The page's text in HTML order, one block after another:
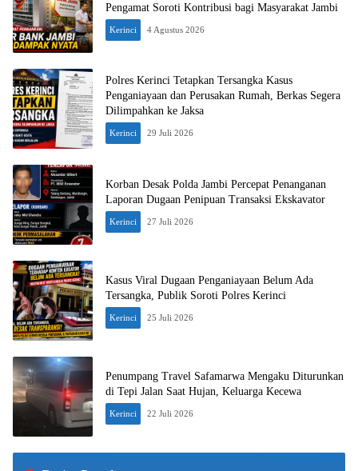
Pengamat Soroti Kontribusi bagi Masyarakat Jambi
Kerinci 4 Agustus 2026
Polres Kerinci Tetapkan Tersangka Kasus
Penganiayaan dan Perusakan Rumah, Berkas Segera
Dilimpahkan ke Jaksa
Kerinci 29 Juli 2026
Korban Desak Polda Jambi Percepat Penanganan
Laporan Dugaan Penipuan Transaksi Ekskavator
Kerinci 27 Juli 2026
Kasus Viral Dugaan Penganiayaan Belum Ada
Tersangka, Publik Soroti Polres Kerinci
Kerinci 25 Juli 2026
Penumpang Travel Safamarwa Mengaku Diturunkan
di Tepi Jalan Saat Hujan, Keluarga Kecewa
Kerinci 22 Juli 2026